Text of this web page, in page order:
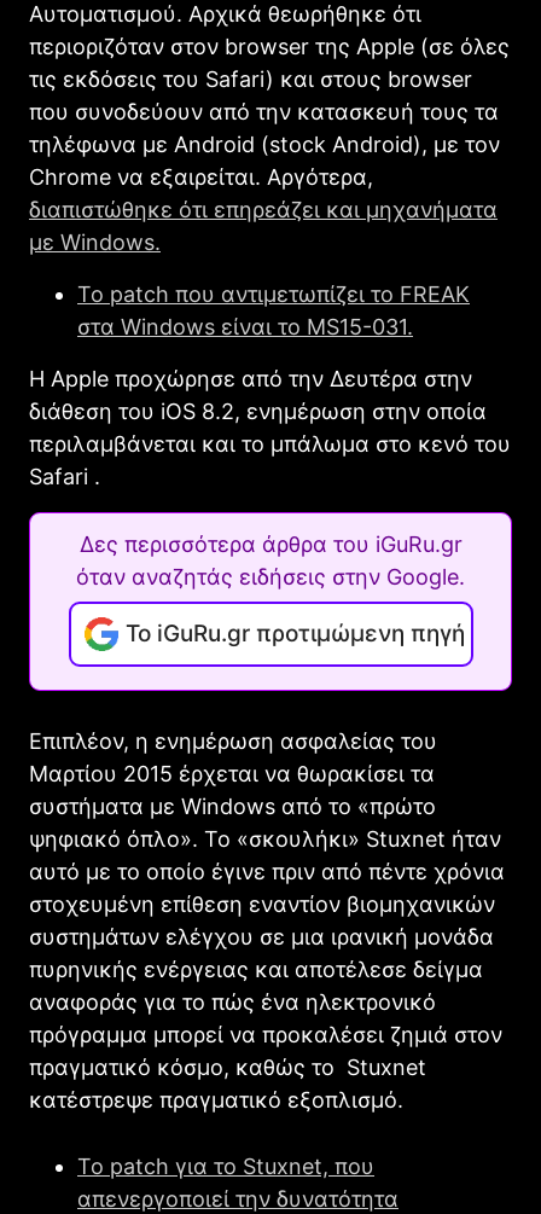
Αυτοματισμού. Αρχικά θεωρήθηκε ότι
περιοριζόταν στον browser της Apple (σε όλες
τις εκδόσεις του Safari) και στους browser
που συνοδεύουν από την κατασκευή τους τα
τηλέφωνα με Android (stock Android), με τον
Chrome να εξαιρείται. Αργότερα,
διαπιστώθηκε ότι επηρεάζει και μηχανήματα
με Windows.
Το patch που αντιμετωπίζει το FREAK
στα Windows είναι το MS15-031.
Η Apple προχώρησε από την Δευτέρα στην
διάθεση του iOS 8.2, ενημέρωση στην οποία
περιλαμβάνεται και το μπάλωμα στο κενό του
Safari .
Δες περισσότερα άρθρα του iGuRu.gr
όταν αναζητάς ειδήσεις στην Google.
Το iGuRu.gr προτιμώμενη πηγή
Επιπλέον, η ενημέρωση ασφαλείας του
Μαρτίου 2015 έρχεται να θωρακίσει τα
συστήματα με Windows από το «πρώτο
ψηφιακό όπλο». Το «σκουλήκι» Stuxnet ήταν
αυτό με το οποίο έγινε πριν από πέντε χρόνια
στοχευμένη επίθεση εναντίον βιομηχανικών
συστημάτων ελέγχου σε μια ιρανική μονάδα
πυρηνικής ενέργειας και αποτέλεσε δείγμα
αναφοράς για το πώς ένα ηλεκτρονικό
πρόγραμμα μπορεί να προκαλέσει ζημιά στον
πραγματικό κόσμο, καθώς το Stuxnet
κατέστρεψε πραγματικό εξοπλισμό.
Το patch για το Stuxnet, που
απενεργοποιεί την δυνατότητα